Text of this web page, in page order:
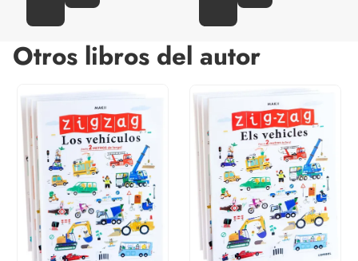
Otros libros del autor